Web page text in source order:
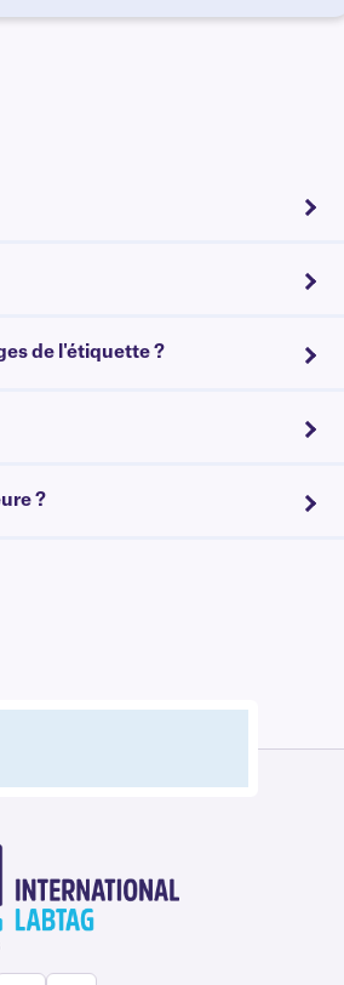
de l'étiquette ?
?